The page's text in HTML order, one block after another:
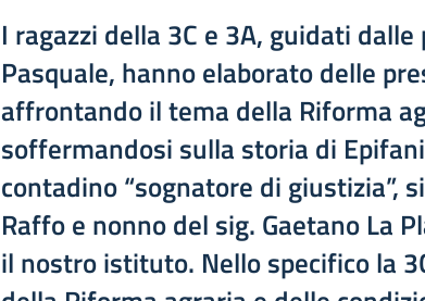
I ragazzi della 3C e 3A, guidati
Pasquale, hanno elaborato delle
affrontando il tema della Riforma
soffermandosi sulla storia di
contadino “sognatore di giustizia”,
Raffo e nonno del sig. Gaetano La
il nostro istituto. Nello specifico la